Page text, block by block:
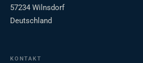
57234 Wilnsdorf
Deutschland
KONTAKT